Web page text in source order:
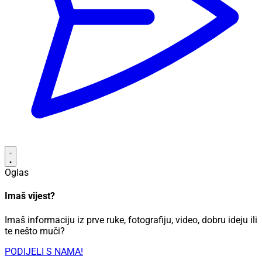
Oglas
Imaš vijest?
Imaš informaciju iz prve ruke, fotografiju, video, dobru ideju ili
te nešto muči?
PODIJELI S NAMA!